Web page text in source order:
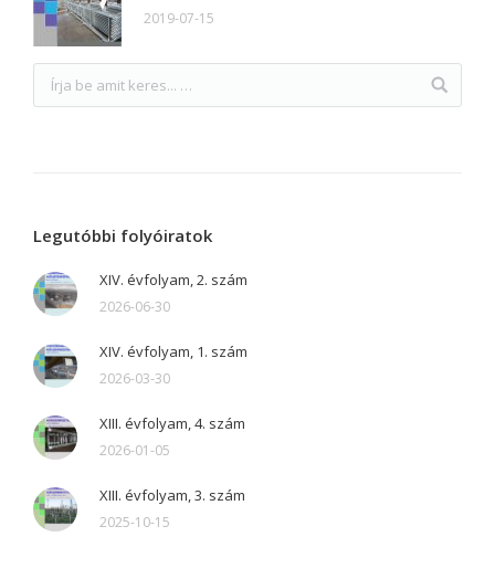
2019-07-15
Legutóbbi folyóiratok
XIV. évfolyam, 2. szám
2026-06-30
XIV. évfolyam, 1. szám
2026-03-30
XIII. évfolyam, 4. szám
2026-01-05
XIII. évfolyam, 3. szám
2025-10-15